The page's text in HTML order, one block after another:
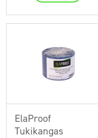
ElaProof
Tukikangas